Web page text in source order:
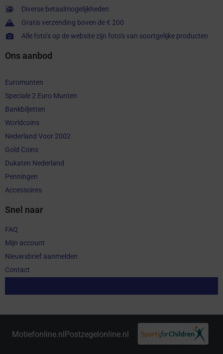
Diverse betaalmogelijkheden
Gratis verzending boven de € 200
Alle foto’s op de website zijn foto’s van soortgelijke producten
Ons aanbod
Euromunten
Speciale 2 Euro Munten
Bankbiljetten
Worldcoins
Nederland Voor 2002
Gold Coins
Dukaten Nederland
Penningen
Accessoires
Snel naar
FAQ
Mijn account
Nieuwsbrief aanmelden
Contact
Motiefonline.nlPostzegelonline.nl